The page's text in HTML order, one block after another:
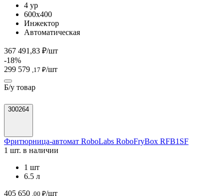
4 ур
600х400
Инжектор
Автоматическая
367 491,83 ₽/шт
-18%
299 579 ,17 ₽/шт
Б/у товар
300264
Фритюрница-автомат RoboLabs RoboFryBox RFB1SF
1 шт. в наличии
1 шт
6.5 л
405 650 ,00 ₽/шт